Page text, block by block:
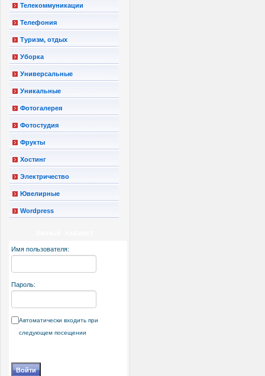
Телекоммуникации
Телефония
Туризм, отдых
Уборка
Универсальные
Уникальные
Фотогалерея
Фотостудия
Фрукты
Хостинг
Электричество
Ювелирные
Wordpress
Имя пользователя:
Пароль:
Автоматически входить при
следующем посещении